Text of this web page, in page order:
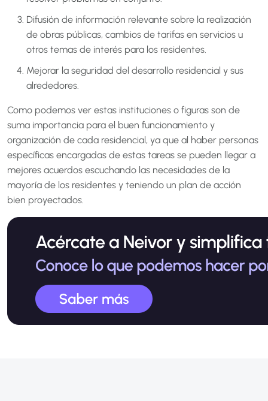
Difusión de información relevante sobre la realización
de obras públicas, cambios de tarifas en servicios u
otros temas de interés para los residentes.
Mejorar la seguridad del desarrollo residencial y sus
alrededores.
Como podemos ver estas instituciones o figuras son de
suma importancia para el buen funcionamiento y
organización de cada residencial, ya que al haber personas
específicas encargadas de estas tareas se pueden llegar a
mejores acuerdos escuchando las necesidades de la
mayoría de los residentes y teniendo un plan de acción
bien proyectados.